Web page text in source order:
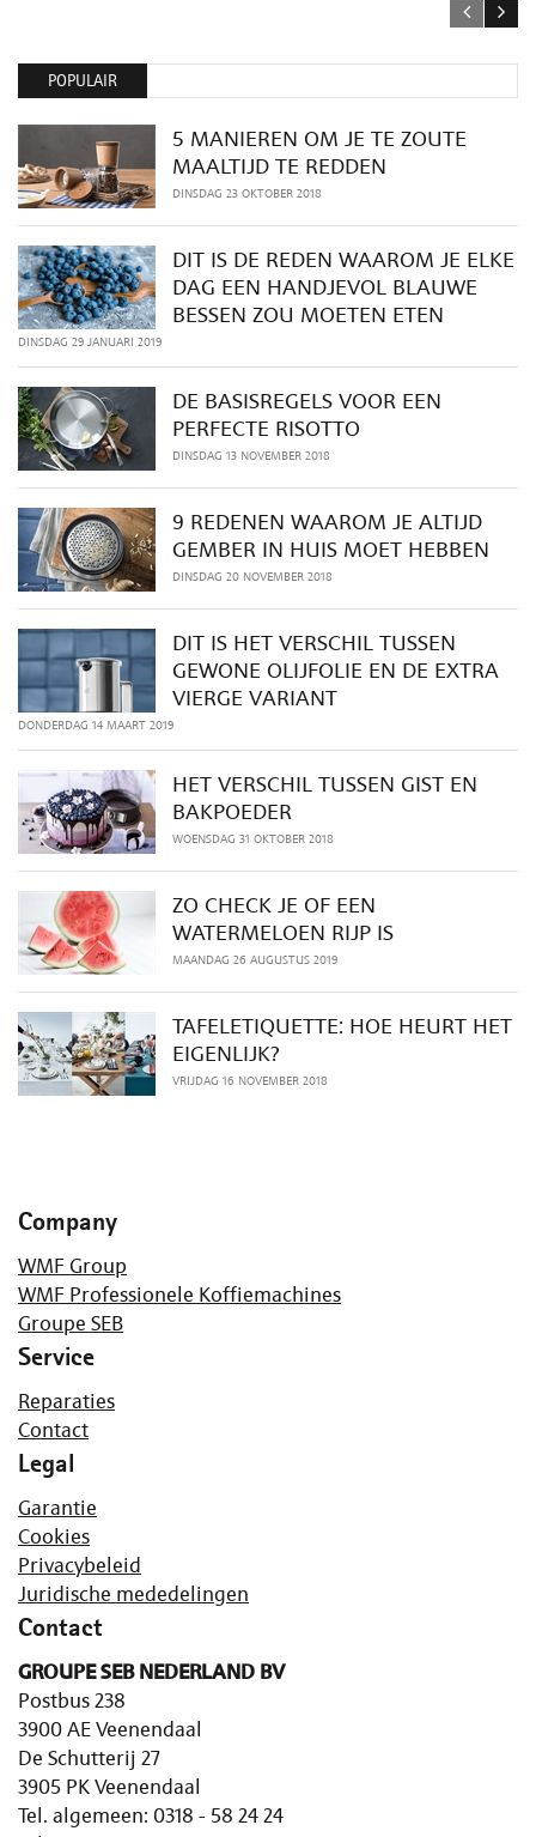
POPULAIR
5 MANIEREN OM JE TE ZOUTE
MAALTIJD TE REDDEN
DINSDAG 23 OKTOBER 2018
DIT IS DE REDEN WAAROM JE ELKE
DAG EEN HANDJEVOL BLAUWE
BESSEN ZOU MOETEN ETEN
DINSDAG 29 JANUARI 2019
DE BASISREGELS VOOR EEN
PERFECTE RISOTTO
DINSDAG 13 NOVEMBER 2018
9 REDENEN WAAROM JE ALTIJD
GEMBER IN HUIS MOET HEBBEN
DINSDAG 20 NOVEMBER 2018
DIT IS HET VERSCHIL TUSSEN
GEWONE OLIJFOLIE EN DE EXTRA
VIERGE VARIANT
DONDERDAG 14 MAART 2019
HET VERSCHIL TUSSEN GIST EN
BAKPOEDER
WOENSDAG 31 OKTOBER 2018
ZO CHECK JE OF EEN
WATERMELOEN RIJP IS
MAANDAG 26 AUGUSTUS 2019
TAFELETIQUETTE: HOE HEURT HET
EIGENLIJK?
VRIJDAG 16 NOVEMBER 2018
Company
WMF Group
WMF Professionele Koffiemachines
Groupe SEB
Service
Reparaties
Contact
Legal
Garantie
Cookies
Privacybeleid
Juridische mededelingen
Contact
GROUPE SEB NEDERLAND BV
Postbus 238
3900 AE Veenendaal
De Schutterij 27
3905 PK Veenendaal
Tel. algemeen: 0318 - 58 24 24